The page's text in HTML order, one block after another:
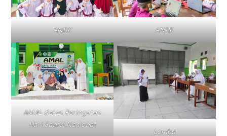
ANBK ANBK
AMAL dalan Peringatan
Hari Santri Nasional
Lomba